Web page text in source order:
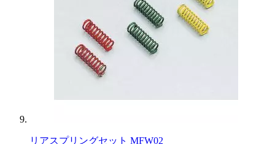
リアスプリングセット MFW02